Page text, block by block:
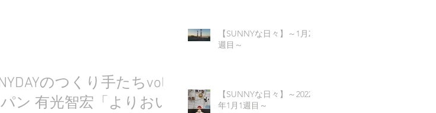
のつくり手たちvol.5
ン 有光智宏「よりおい
【SUNNYな日々】～1月2
週目～
【SUNNYな日々】～2022
年1月1週目～